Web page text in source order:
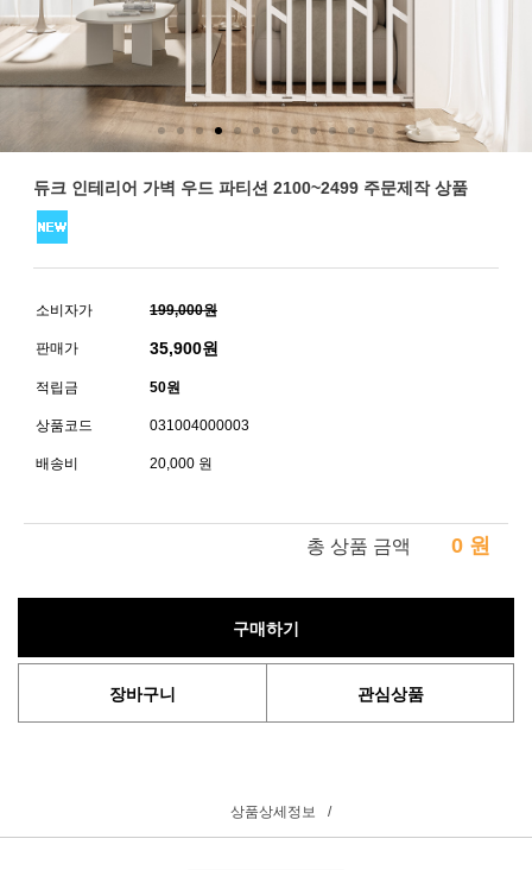
듀크 인테리어 가벽 우드 파티션 2100~2499 주문제작 상품
소비자가 199,000원
판매가 35,900원
적립금 50원
상품코드 031004000003
배송비 20,000 원
총 상품 금액 0 원
구매하기
장바구니 관심상품
상품상세정보